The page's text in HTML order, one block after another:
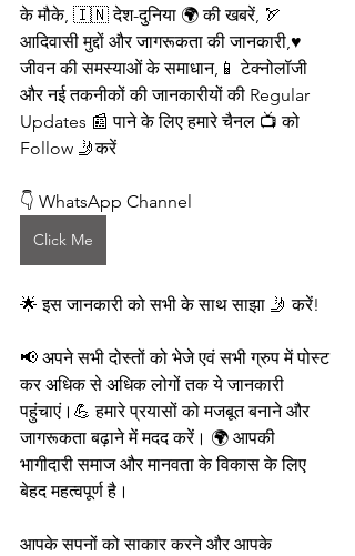
के मौके, 🇮🇳 देश-दुनिया 🌍 की खबरें, 🏹
आदिवासी मुद्दों और जागरूकता की जानकारी,♥️
जीवन की समस्याओं के समाधान,📱 टेक्नोलॉजी
और नई तकनीकों की जानकारीयों की Regular
Updates 📰 पाने के लिए हमारे चैनल 📺 को
Follow 🤳करें
👇 WhatsApp Channel
Click Me
🌟 इस जानकारी को सभी के साथ साझा 🤳 करें!
📢 अपने सभी दोस्तों को भेजे एवं सभी ग्रुप में पोस्ट
कर अधिक से अधिक लोगों तक ये जानकारी
पहुंचाएं।💪 हमारे प्रयासों को मजबूत बनाने और
जागरूकता बढ़ाने में मदद करें। 🌍 आपकी
भागीदारी समाज और मानवता के विकास के लिए
बेहद महत्वपूर्ण है।
आपके सपनों को साकार करने और आपके